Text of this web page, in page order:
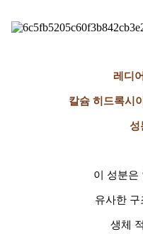
레디
칼슘 히드록시
성
이 성분은
유사한 구
생체